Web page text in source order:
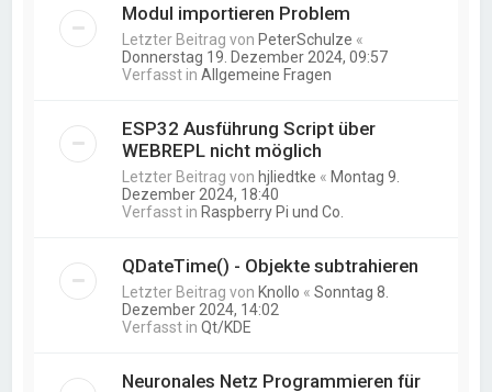
Modul importieren Problem
Letzter Beitrag von PeterSchulze «
Donnerstag 19. Dezember 2024, 09:57
Verfasst inAllgemeine Fragen
ESP32 Ausführung Script über
WEBREPL nicht möglich
Letzter Beitrag von hjliedtke « Montag 9.
Dezember 2024, 18:40
Verfasst in Raspberry Pi und Co.
QDateTime() - Objekte subtrahieren
Letzter Beitrag von Knollo «Sonntag 8.
Dezember 2024, 14:02
Verfasst inQt/KDE
Neuronales Netz Programmieren für